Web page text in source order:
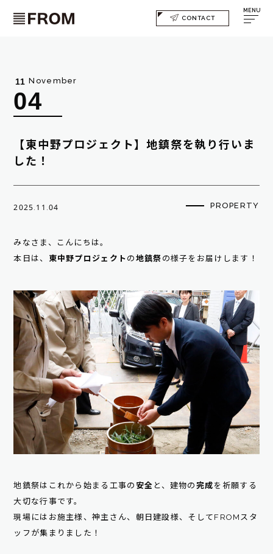
CONTACT
MENU
11 November
04
【東中野プロジェクト】地鎮祭を執り行いま
した！
2025.11.04 PROPERTY
みなさま、こんにちは。
本日は、 東中野プロジェクト の 地鎮祭 の様子をお届けします！
地鎮祭はこれから始まる工事の 安全 と、建物の 完成を祈願する
大切な行事です。
現場にはお施主様、神主さん、朝日建設様、そしてFROMスタ
ッフが集まりました！